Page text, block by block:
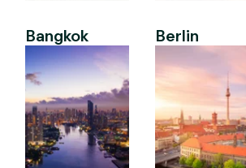
Bangkok Berlin